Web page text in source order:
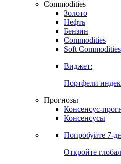
Commodities
Золото
Нефть
Бензин
Commodities
Soft Commodities
Виджет:
Портфели
Прогнозы
Консенсус-
Консенсусы
Попробуйте 7-
Откройте